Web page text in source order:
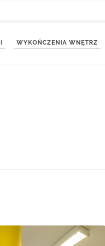
WYKOŃCZENIA WNĘTRZ